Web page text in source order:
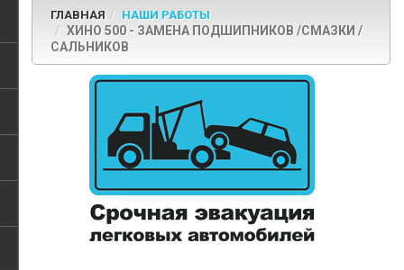
ГЛАВНАЯ НАШИ РАБОТЫ
ХИНО 500 - ЗАМЕНА ПОДШИПНИКОВ /СМАЗКИ /
САЛЬНИКОВ